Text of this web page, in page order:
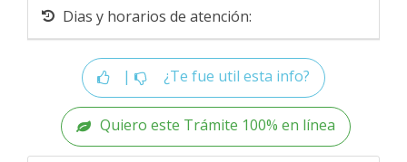
Dias y horarios de atención:
| ¿Te fue util esta info?
Quiero este Trámite 100% en línea